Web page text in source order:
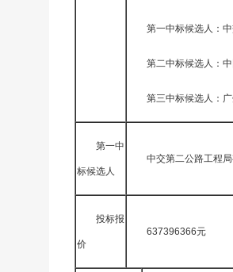
第一中标候选人：
第二中标候选人：
第三中标候选人：
第一中
标候选人
中交第二公路工程
投标报
价
637396366元